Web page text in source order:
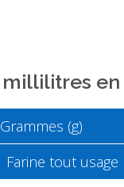
Grammes (g)
Farine tout usage